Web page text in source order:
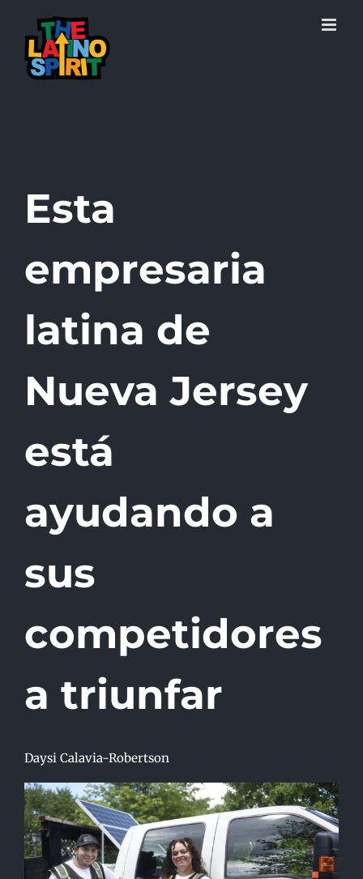
content
Esta
empresaria
latina de
Nueva Jersey
está
ayudando a
sus
competidores
a triunfar
Daysi Calavia-Robertson